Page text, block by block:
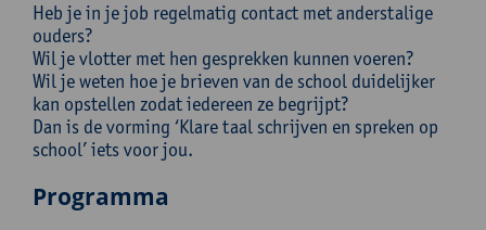
Heb je in je job regelmatig contact met anderstalige
ouders?
Wil je vlotter met hen gesprekken kunnen voeren?
Wil je weten hoe je brieven van de school duidelijker
kan opstellen zodat iedereen ze begrijpt?
Dan is de vorming ‘Klare taal schrijven en spreken op
school’ iets voor jou.
Programma